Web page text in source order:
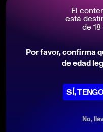
Para conocer mejor las
futuro de Belatra
LEER LA ENTREVISTA
Compartir esto
El
está
de
Por favor, confirma
de edad
SÍ,
No,